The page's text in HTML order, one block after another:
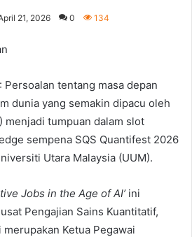
21, 2026 0 134
Persoalan tentang masa depan
dunia yang semakin dipacu oleh
menjadi tumpuan dalam slot
sempena SQS Quantifest 2026
Utara Malaysia (UUM).
Jobs in the Age of AI’ini
Pengajian Sains Kuantitatif,
Ketua Pegawai